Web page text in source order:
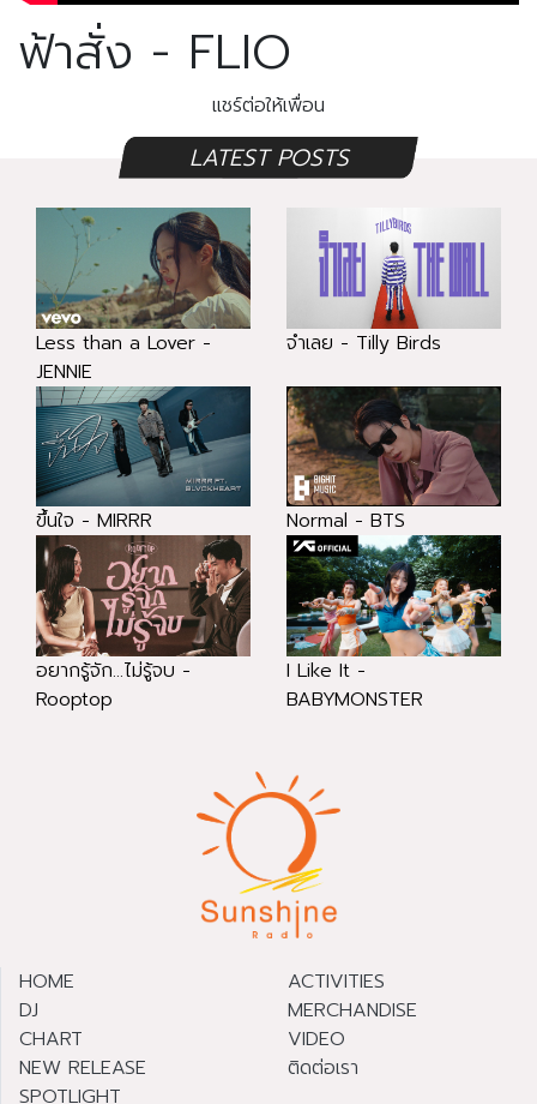
ฟ้าสั่ง - FLIO
แชร์ต่อให้เพื่อน
LATEST POSTS
Less than a Lover -
JENNIE
จำเลย - Tilly Birds
ขึ้นใจ - MIRRR Normal - BTS
อยากรู้จัก...ไม่รู้จบ -
Rooptop
I Like It -
BABYMONSTER
HOME
DJ
CHART
NEW RELEASE
SPOTLIGHT
ACTIVITIES
MERCHANDISE
VIDEO
ติดต่อเรา